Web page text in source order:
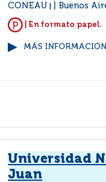
CONEAU Buenos
| En formato papel.
MÁS
Universidad
Juan